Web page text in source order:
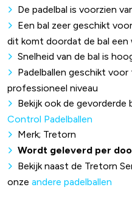
De padelbal is voorzien
Een bal zeer geschikt
dit komt doordat de bal
Snelheid van de bal is
Padelballen geschikt
professioneel niveau
Bekijk ook de gevorderde
Control Padelballen
Merk; Tretorn
Wordt geleverd per
Bekijk naast de Tretorn
onze andere padelballen